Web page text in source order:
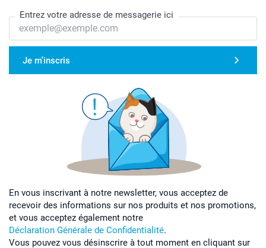
Entrez votre adresse de messagerie ici
Je m'inscris
En vous inscrivant à notre newsletter, vous acceptez de
recevoir des informations sur nos produits et nos promotions,
et vous acceptez également notre
Déclaration Générale de Confidentialité.
Vous pouvez vous désinscrire à tout moment en cliquant sur